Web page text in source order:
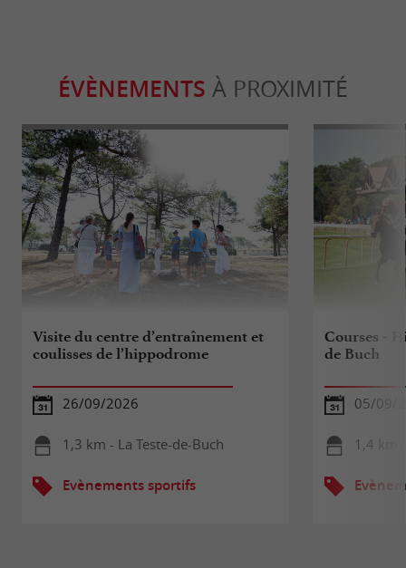
ÉVÈNEMENTS À PROXIMITÉ
Visite du centre d’entraînement et
coulisses de l’hippodrome
26/09/2026
1,3 km - La Teste-de-Buch
Evènements sportifs
Courses -
de Buch
05/09/
1,4 km